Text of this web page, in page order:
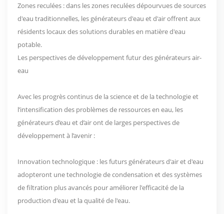
Zones reculées : dans les zones reculées dépourvues de sources
d'eau traditionnelles, les générateurs d'eau et d'air offrent aux
résidents locaux des solutions durables en matière d'eau
potable.
Les perspectives de développement futur des générateurs air-
eau
Avec les progrès continus de la science et de la technologie et
l’intensification des problèmes de ressources en eau, les
générateurs d’eau et d’air ont de larges perspectives de
développement à l’avenir :
Innovation technologique : les futurs générateurs d'air et d'eau
adopteront une technologie de condensation et des systèmes
de filtration plus avancés pour améliorer l'efficacité de la
production d'eau et la qualité de l'eau.